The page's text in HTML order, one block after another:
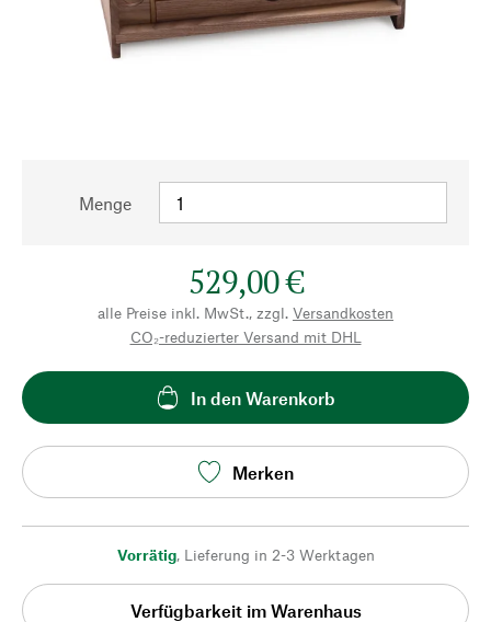
Menge
529,00 €
alle Preise inkl. MwSt., zzgl. Versandkosten
CO₂-reduzierter Versand mit DHL
In den Warenkorb
Merken
Vorrätig, Lieferung in 2-3 Werktagen
Verfügbarkeit im Warenhaus